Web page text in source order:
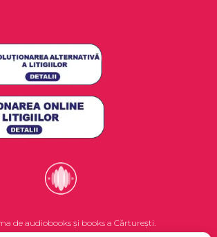
de audiobooks și books a Cărturești.